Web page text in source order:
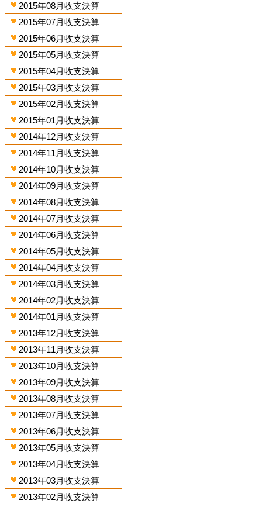
2015年08月收支決算
2015年07月收支決算
2015年06月收支決算
2015年05月收支決算
2015年04月收支決算
2015年03月收支決算
2015年02月收支決算
2015年01月收支決算
2014年12月收支決算
2014年11月收支決算
2014年10月收支決算
2014年09月收支決算
2014年08月收支決算
2014年07月收支決算
2014年06月收支決算
2014年05月收支決算
2014年04月收支決算
2014年03月收支決算
2014年02月收支決算
2014年01月收支決算
2013年12月收支決算
2013年11月收支決算
2013年10月收支決算
2013年09月收支決算
2013年08月收支決算
2013年07月收支決算
2013年06月收支決算
2013年05月收支決算
2013年04月收支決算
2013年03月收支決算
2013年02月收支決算